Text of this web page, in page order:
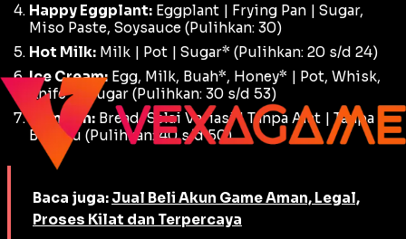
Happy Eggplant: Eggplant | Frying Pan | Sugar,
Miso Paste, Soysauce (Pulihkan: 30)
Hot Milk: Milk | Pot | Sugar* (Pulihkan: 20 s/d 24)
Ice Cream: Egg, Milk, Buah*, Honey* | Pot, Whisk,
Knife* | Sugar (Pulihkan: 30 s/d 53)
Jam Bun: Bread, Selai Variasi | Tanpa Alat | Tanpa
Bumbu (Pulihkan: 40 s/d 50)
Baca juga: Jual Beli Akun Game Aman, Legal,
Proses Kilat dan Terpercaya